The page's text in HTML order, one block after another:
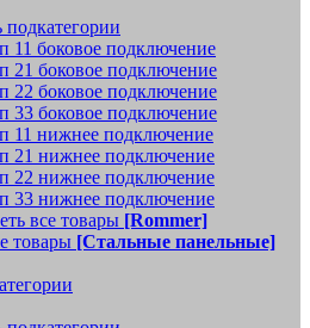
подкатегории
11 боковое подключение
21 боковое подключение
22 боковое подключение
33 боковое подключение
11 нижнее подключение
21 нижнее подключение
22 нижнее подключение
33 нижнее подключение
все товары [Rommer]
товары [Стальные панельные]